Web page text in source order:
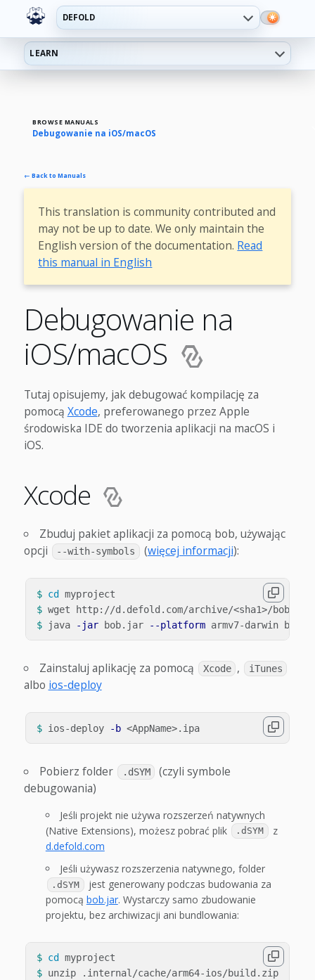
DEFOLD
LEARN
BROWSE MANUALS
Debugowanie na iOS/macOS
← Back to Manuals
This translation is community contributed and
may not be up to date. We only maintain the
English version of the documentation. Read
this manual in English
Debugowanie na
iOS/macOS
Tutaj opisujemy, jak debugować kompilację za
pomocą Xcode, preferowanego przez Apple
środowiska IDE do tworzenia aplikacji na macOS i
iOS.
Xcode
Zbuduj pakiet aplikacji za pomocą bob, używając
opcji
--with-symbols (więcej informacji):
$ cd
$
$
java -jar bob.jar --platform armv7-darwin
Zainstaluj aplikację za pomocą Xcode , iTunes
albo ios-deploy
$ ios-deploy -b
Pobierz folder .dSYM
(czyli symbole
debugowania)
Jeśli projekt nie używa rozszerzeń natywnych
(Native Extensions), możesz pobrać plik
.dSYM
z
d.defold.com
Jeśli używasz rozszerzenia natywnego, folder
.dSYM
jest generowany podczas budowania za
pomocą bob.jar. Wystarczy samo zbudowanie
projektu, bez archiwizacji ani bundlowania:
$ cd
$